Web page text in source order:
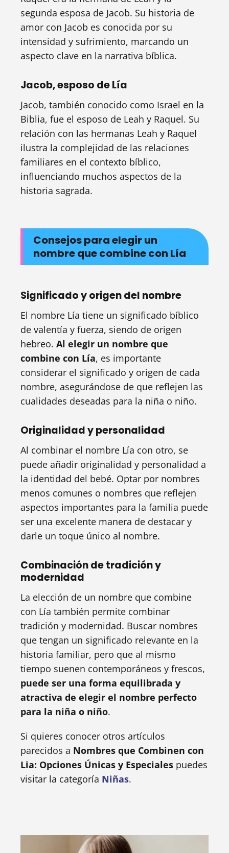
segunda esposa de Jacob. Su historia de
amor con Jacob es conocida por su
intensidad y sufrimiento, marcando un
aspecto clave en la narrativa bíblica.
Jacob, esposo de Lía
Jacob, también conocido como Israel en la
Biblia, fue el esposo de Leah y Raquel. Su
relación con las hermanas Leah y Raquel
ilustra la complejidad de las relaciones
familiares en el contexto bíblico,
influenciando muchos aspectos de la
historia sagrada.
Consejos para elegir un
nombre que combine con Lía
Significado y origen del nombre
El nombre Lía tiene un significado bíblico
de valentía y fuerza, siendo de origen
hebreo. Al elegir un nombre que
combine con Lía, es importante
considerar el significado y origen de cada
nombre, asegurándose de que reflejen las
cualidades deseadas para la niña o niño.
Originalidad y personalidad
Al combinar el nombre Lía con otro, se
puede añadir originalidad y personalidad a
la identidad del bebé. Optar por nombres
menos comunes o nombres que reflejen
aspectos importantes para la familia puede
ser una excelente manera de destacar y
darle un toque único al nombre.
Combinación de tradición y
modernidad
La elección de un nombre que combine
con Lía también permite combinar
tradición y modernidad. Buscar nombres
que tengan un significado relevante en la
historia familiar, pero que al mismo
tiempo suenen contemporáneos y frescos,
puede ser una forma equilibrada y
atractiva de elegir el nombre perfecto
para la niña o niño.
Si quieres conocer otros artículos
parecidos a Nombres que Combinen con
Lia: Opciones Únicas y Especiales puedes
visitar la categoría Niñas.